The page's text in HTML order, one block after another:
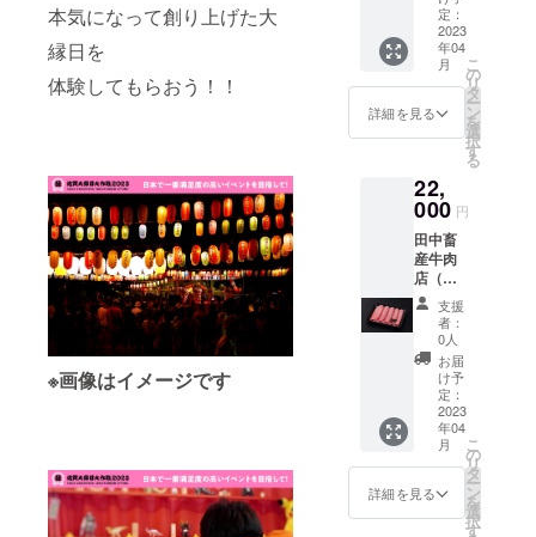
本気になって創り上げた大
縁日を
体験してもらおう！！
※画像はイメージです
砂糖、
食塩、
還元水
飴/調味
料（ア
ミノ酸
ルビッ
ト、酸
リン酸
塩
（Na）
、保存
料（ソ
ルビン
酸K）、
甘味料
（ステ
ビア）
【しそ
きくら
げ】蛋
白加水
ダーク
チョコ
レー
ト、き
び砂
糖、
卵、コ
ダー、
マシュ
マロ、
クル
ミ、黒
糖、
アーモ
ンド
ブード
ル、蜂
蜜、
コーン
スター
チ、タ
ンサ
ン、バ
ニラオ
せん。
会話を
して私
の作品
に対す
をお客
様に感
て頂け
たらう
れしく
おもい
ます。
者紹
介】薬
剤師が
ジャー
アイテ
す。出
来うる
限りの
安心安
全な原
料を
使って
作られ
たジン
ジャー
シロッ
プやジ
ジャー
チップ
ど。口
に入れ
花から
自然乾
燥にて
ドライ
ワー製
作して
ランド
タグは
カリグ
ラ
フィー
で手書
きし
シーリ
ングス
タンプ
でクラ
シック
な雰囲
気に…
Tsukas
a自ら手
く』を
モッ
トーに
表も内
にもこ
だわっ
のがま
口た
ち。是
非お手
に取っ
て表も
内側も
吟味し
て、日
常のお
供にく
わえて
頂けれ
ば幸い
です。
い。 ●
賞味期
限：製
造より
180日 ●
原材
ン品発
送を４
定して
おりま
す。発
送時に
旬の食
材を使
用し、
お作り
し、お
届けさ
せてい
ただく
為商品
のご到
称：
トート
バッ
グ、ポ
スト
カード
●内容：
１個、
ポスト
カード
６枚
【出店
者紹
介】独
学で細
密画を
描いて
いる
アー
ティス
トの
yumuと
いいま
す。実
定：
2023
年04
月
詳細を見る
こ
の
リ
タ
ー
ン
を
選
択
す
る
22,
000 円
田中畜
産牛肉
店（佐
賀県）
https://i
nstagra
m.com/
tanaka
chikusa
n.saga/
●名称：
佐賀牛
A5ラン
クサー
ロイン
支援
者：
0人
お届
け予
定：
2023
年04
月
詳細を見る
こ
の
リ
タ
ー
ン
を
選
択
す